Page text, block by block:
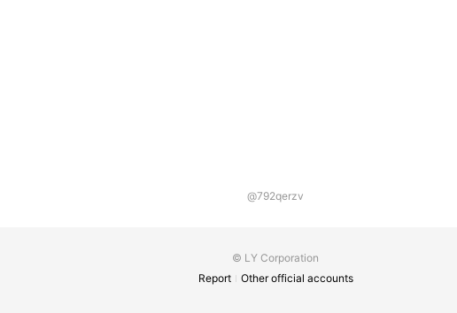
@792qerzv
© LY Corporation
Report
Other official accounts